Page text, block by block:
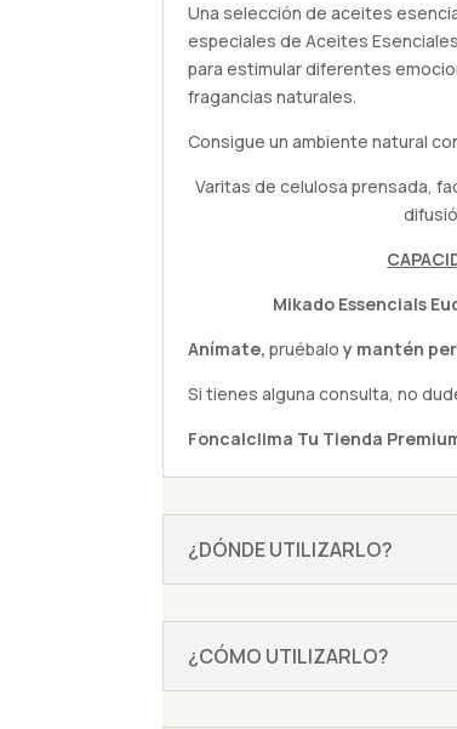
Una selección de aceites
especiales de Aceites
para estimular diferentes
fragancias naturales.
Consigue un ambiente natural
Varitas de celulosa prensada,
Mikado Essencials
Anímate,pruébalo y mantén
Si tienes algunaconsulta, no
Foncalclima Tu Tienda
¿DÓNDE UTILIZARLO?
¿CÓMO UTILIZARLO?